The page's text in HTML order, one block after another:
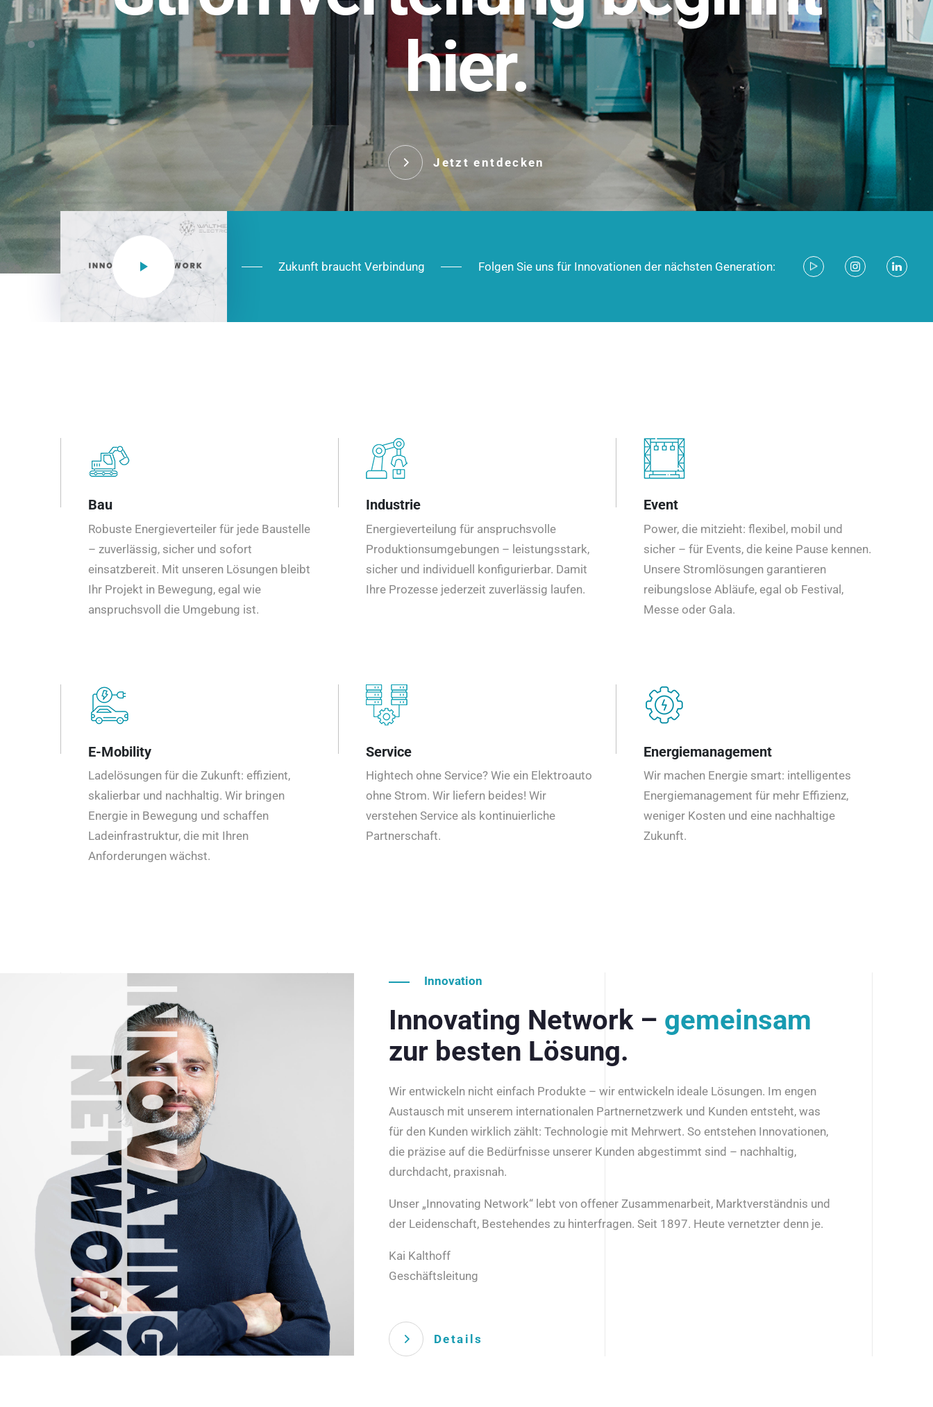
hier.
Jetzt entdecken
NEO CEE: Energieverteilung mit System. Robust im Alltag,
effizient in der Installation, zukunftsfähig im Ausbau.
Das innovative Stecksystem für industrielle Anwendungen –
robust, IP-geschützt und zukunftsfähig.
Jetzt entdecken
Zukunft braucht Verbindung Folgen Sie uns für Innovationen der nächsten Generation:
Bau
Robuste Energieverteiler für jede Baustelle
– zuverlässig, sicher und sofort
einsatzbereit. Mit unseren Lösungen bleibt
Ihr Projekt in Bewegung, egal wie
anspruchsvoll die Umgebung ist.
Industrie
Energieverteilung für anspruchsvolle
Produktionsumgebungen – leistungsstark,
sicher und individuell konfigurierbar. Damit
Ihre Prozesse jederzeit zuverlässig laufen.
Event
Power, die mitzieht: flexibel, mobil und
sicher – für Events, die keine Pause kennen.
Unsere Stromlösungen garantieren
reibungslose Abläufe, egal ob Festival,
Messe oder Gala.
E-Mobility
Ladelösungen für die Zukunft: effizient,
skalierbar und nachhaltig. Wir bringen
Energie in Bewegung und schaffen
Ladeinfrastruktur, die mit Ihren
Anforderungen wächst.
Service
Hightech ohne Service? Wie ein Elektroauto
ohne Strom. Wir liefern beides! Wir
verstehen Service als kontinuierliche
Partnerschaft.
Energiemanagement
Wir machen Energie smart: intelligentes
Energiemanagement für mehr Effizienz,
weniger Kosten und eine nachhaltige
Zukunft.
Innovation
Innovating Network – gemeinsam
zur besten Lösung.
Wir entwickeln nicht einfach Produkte – wir entwickeln ideale Lösungen. Im engen
Austausch mit unserem internationalen Partnernetzwerk und Kunden entsteht, was
für den Kunden wirklich zählt: Technologie mit Mehrwert. So entstehen Innovationen,
die präzise auf die Bedürfnisse unserer Kunden abgestimmt sind – nachhaltig,
durchdacht, praxisnah.
Unser „Innovating Network“ lebt von offener Zusammenarbeit, Marktverständnis und
der Leidenschaft, Bestehendes zu hinterfragen. Seit 1897. Heute vernetzter denn je.
Kai Kalthoff
Geschäftsleitung
Details